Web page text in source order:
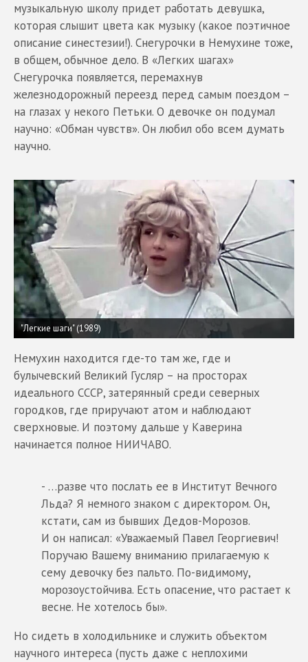
музыкальную школу придет работать девушка,
которая слышит цвета как музыку (какое поэтичное
описание синестезии!). Снегурочки в Немухине тоже,
в общем, обычное дело. В «Легких шагах»
Снегурочка появляется, перемахнув
железнодорожный переезд перед самым поездом –
на глазах у некого Петьки. О девочке он подумал
научно: «Обман чувств». Он любил обо всем думать
научно.
"Легкие шаги" (1989)
Немухин находится где-то там же, где и
булычевский Великий Гусляр – на просторах
идеального СССР, затерянный среди северных
городков, где приручают атом и наблюдают
сверхновые. И поэтому дальше у Каверина
начинается полное НИИЧАВО.
- …разве что послать ее в Институт Вечного
Льда? Я немного знаком с директором. Он,
кстати, сам из бывших Дедов-Морозов.
И он написал: «Уважаемый Павел Георгиевич!
Поручаю Вашему вниманию прилагаемую к
сему девочку без пальто. По-видимому,
морозоустойчива. Есть опасение, что растает к
весне. Не хотелось бы».
Но сидеть в холодильнике и служить объектом
научного интереса (пусть даже с неплохими